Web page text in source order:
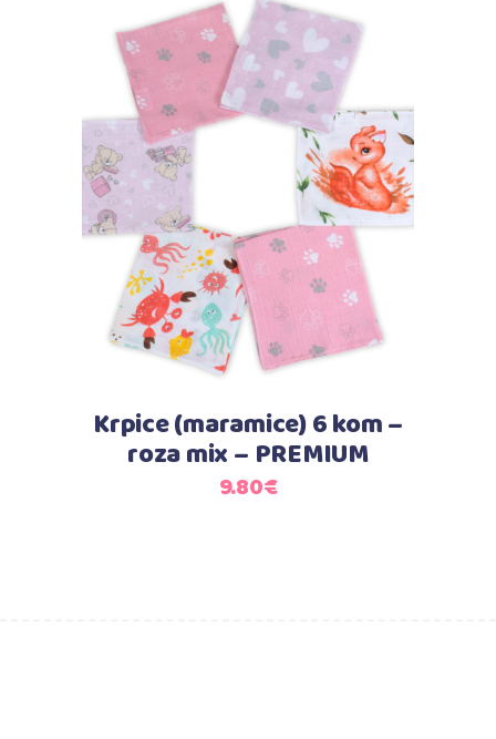
Dodaj u košaricu
Krpice (maramice) 6 kom –
roza mix – PREMIUM
9.80€